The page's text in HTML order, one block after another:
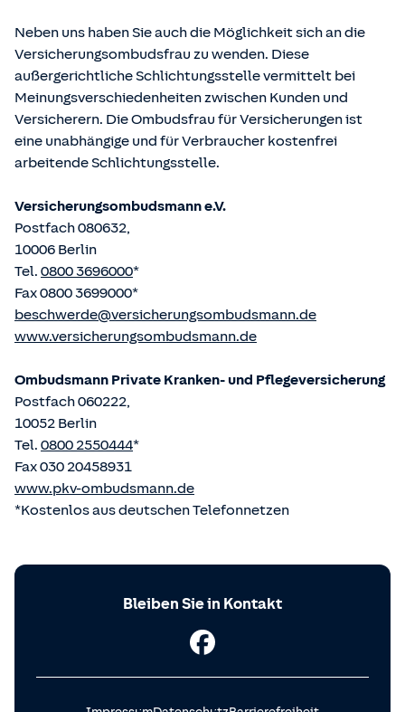
Neben uns haben Sie auch die Möglichkeit sich an die
Versicherungsombudsfrau zu wenden. Diese
außergerichtliche Schlichtungsstelle vermittelt bei
Meinungsverschiedenheiten zwischen Kunden und
Versicherern. Die Ombudsfrau für Versicherungen ist
eine unabhängige und für Verbraucher kostenfrei
arbeitende Schlichtungsstelle.
Versicherungsombudsmann e.V.
Postfach 080632,
10006 Berlin
Tel. 0800 3696000*
Fax 0800 3699000*
beschwerde@versicherungsombudsmann.de
www.versicherungsombudsmann.de
Ombudsmann Private Kranken- und Pflege­versicherung
Postfach 060222,
10052 Berlin
Tel. 0800 2550444*
Fax 030 20458931
www.pkv-ombudsmann.de
*Kostenlos aus deutschen Telefonnetzen
Bleiben Sie in Kontakt